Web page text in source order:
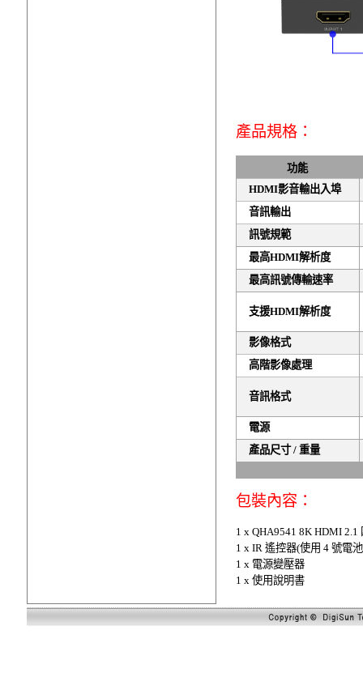
產品規格：
功能
HDMI影音輸出入埠
音訊輸出
訊號規範
最高HDMI解析度
最高訊號傳輸速率
支援HDMI解析度
影像格式
高階影像處理
音訊格式
電源
產品尺寸/重量
包裝內容：
1 x QHA9541 8K HDMI
1 x IR 遙控器(使用 4 號電
1 x 電源變壓器
1 x 使用說明書